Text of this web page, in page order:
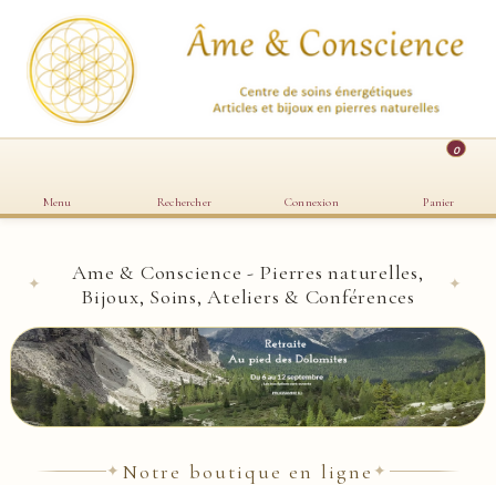
Menu Rechercher Connexion
0
Panier
✦
Ame & Conscience - Pierres naturelles,
Bijoux, Soins, Ateliers & Conférences
✦
✦ Notre boutique en ligne ✦